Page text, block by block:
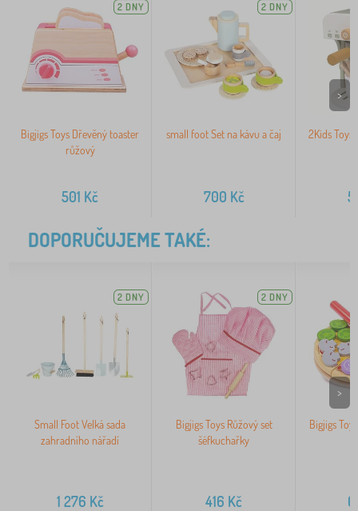
2 DNY
Bigjigs Toys Dřevěný toaster
růžový
501 Kč
2 DNY
small foot Set na kávu a čaj
700 Kč
2Kids Toys
>
DOPORUČUJEME TAKÉ:
2 DNY
Small Foot Velká sada
zahradního nářadí
1 276 Kč
2 DNY
Bigjigs Toys Růžový set
šéfkuchařky
416 Kč
Bigjigs
>